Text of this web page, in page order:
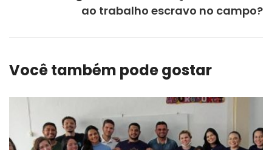
ao trabalho escravo no campo?
Você também pode gostar